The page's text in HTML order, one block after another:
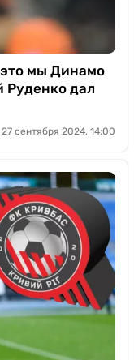
это мы Динамо
Руденко дал
27 сентября 2024, 14:00